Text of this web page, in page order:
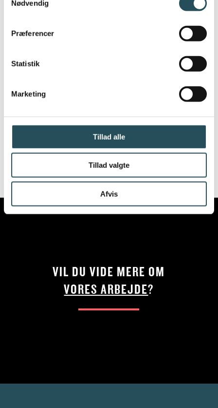
Nødvendig
Præferencer
Statistik
Marketing
Tillad alle
Tillad valgte
Afvis
VIL DU VIDE MERE OM
VORES ARBEJDE?